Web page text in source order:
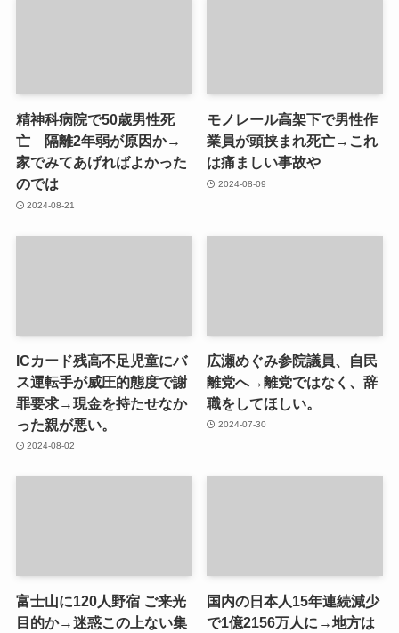
精神科病院で50歳男性死
亡 隔離2年弱が原因か→
家でみてあげればよかった
のでは
2024-08-21
モノレール高架下で男性作
業員が頭挟まれ死亡→これ
は痛ましい事故や
2024-08-09
ICカード残高不足児童にバ
ス運転手が威圧的態度で謝
罪要求→現金を持たせなか
った親が悪い。
2024-08-02
広瀬めぐみ参院議員、自民
離党へ→離党ではなく、辞
職をしてほしい。
2024-07-30
富士山に120人野宿 ご来光
目的か→迷惑この上ない集
国内の日本人15年連続減少
で1億2156万人に→地方は